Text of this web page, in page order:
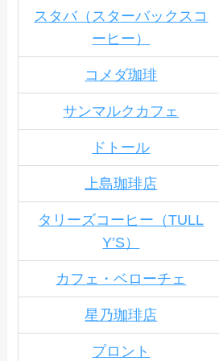
スタバ（スターバックスコ
ーヒー）
コメダ珈琲
サンマルクカフェ
ドトール
上島珈琲店
タリーズコーヒー（TULL
Y’S）
カフェ・ベローチェ
星乃珈琲店
プロント